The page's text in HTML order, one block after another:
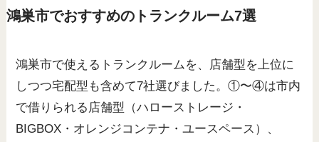
鴻巣市でおすすめのトランクルーム7選
鴻巣市で使えるトランクルームを、店舗型を上位に
しつつ宅配型も含めて7社選びました。①〜④は市内
で借りられる店舗型（ハローストレージ・
BIGBOX・オレンジコンテナ・ユースペース）、